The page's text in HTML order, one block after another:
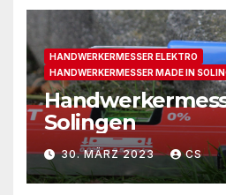
HANDWERKERMESSER ELEKTRO
HANDWERKERMESSER MADE IN
Solingen
30. MÄRZ 2023 CS